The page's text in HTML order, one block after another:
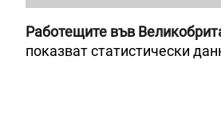
Работещите във
показват статистически